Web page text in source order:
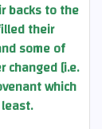
backs to the
their
some of
changed [i.e.
which